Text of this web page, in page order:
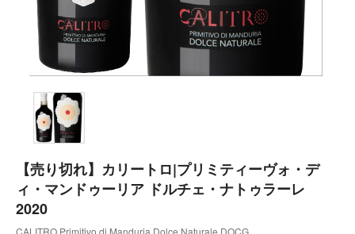
【売り切れ】カリートロ|プリミティーヴォ・デ
ィ・マンドゥーリア ドルチェ・ナトゥラーレ
2020
CALITRO Primitivo di Manduria Dolce Naturale DOCG